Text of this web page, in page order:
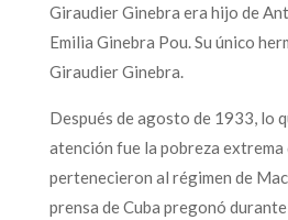
Giraudier Ginebra era hijo de
Emilia Ginebra Pou. Su único
Giraudier Ginebra.
Después de agosto de 1933, lo
atención fue la pobreza extrema
pertenecieron al régimen de
prensa de Cuba pregonó